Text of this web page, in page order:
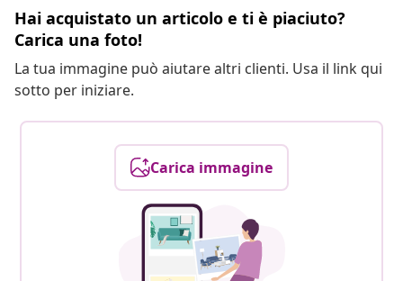
Hai acquistato un articolo e ti è piaciuto?
Carica una foto!
La tua immagine può aiutare altri clienti. Usa il link qui
sotto per iniziare.
Carica immagine